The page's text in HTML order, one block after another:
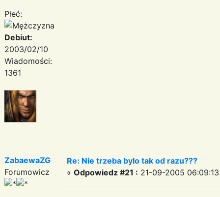
Płeć:
Debiut:
2003/02/10
Wiadomości:
1361
ZabaewaZG
Forumowicz
Re: Nie trzeba bylo tak od razu???
« Odpowiedz #21 : 21-09-2005